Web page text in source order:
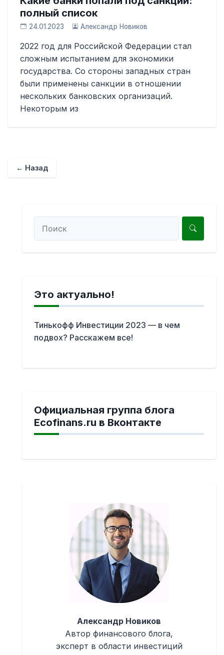
полный список
24.01.2023 Александр Новиков
2022 год для Российской Федерации стал
сложным испытанием для экономики
государства. Со стороны западных стран
были применены санкции в отношении
нескольких банковских организаций.
Некоторым из
← Назад
Это актуально!
Тинькофф Инвестиции 2023 — в чем
подвох? Расскажем все!
Официальная группа блога
Ecofinans.ru в Вконтакте
Александр Новиков
Автор финансового блога,
эксперт в области инвестиций